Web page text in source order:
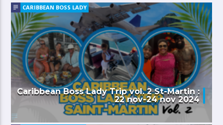
CARIBBEAN BOSS LADY
Caribbean Boss Lady Trip vol. 2 St-Martin :
22 nov-24 nov 2024